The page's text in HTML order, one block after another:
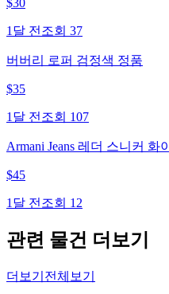
1달 전 조회 37
버버리 로퍼 검정색 정품
$35
1달 전 조회 107
Armani Jeans 레더 스니커 화
$45
1달 전 조회 12
관련 물건 더보기
더보기 전체보기